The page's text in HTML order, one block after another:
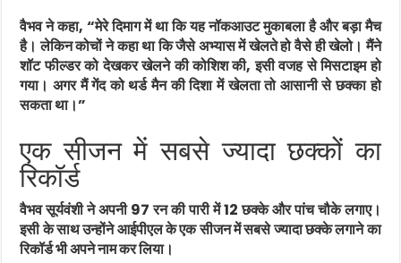
वैभव ने कहा, “मेरे दिमाग में था कि यह नॉकआउट मुकाबला है और बड़ा मैच
है। लेकिन कोचों ने कहा था कि जैसे अभ्यास में खेलते हो वैसे ही खेलो। मैंने
शॉट फील्डर को देखकर खेलने की कोशिश की, इसी वजह से मिसटाइम हो
गया। अगर मैं गेंद को थर्ड मैन की दिशा में खेलता तो आसानी से छक्का हो
सकता था।”
एक सीजन में सबसे ज्यादा छक्कों का
रिकॉर्ड
वैभव सूर्यवंशी ने अपनी 97 रन की पारी में 12 छक्के और पांच चौके लगाए।
इसी के साथ उन्होंने आईपीएल के एक सीजन में सबसे ज्यादा छक्के लगाने का
रिकॉर्ड भी अपने नाम कर लिया।